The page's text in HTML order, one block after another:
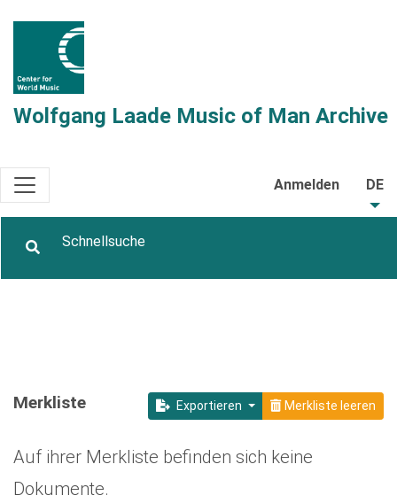
Wolfgang Laade Music of Man Archive
Anmelden DE
Exportieren Merkliste leeren
Merkliste
Auf ihrer Merkliste befinden sich keine
Dokumente.